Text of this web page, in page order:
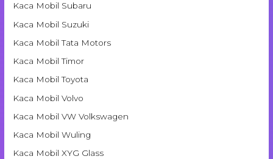
Kaca Mobil Subaru
Kaca Mobil Suzuki
Kaca Mobil Tata Motors
Kaca Mobil Timor
Kaca Mobil Toyota
Kaca Mobil Volvo
Kaca Mobil VW Volkswagen
Kaca Mobil Wuling
Kaca Mobil XYG Glass